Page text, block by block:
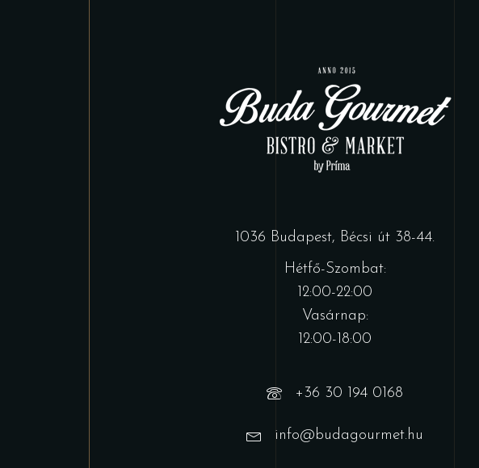
1036 Budapest, Bécsi út 38-44.
Hétfő-Szombat:
12:00-22:00
Vasárnap:
12:00-18:00
+36 30 194 0168
info@budagourmet.hu